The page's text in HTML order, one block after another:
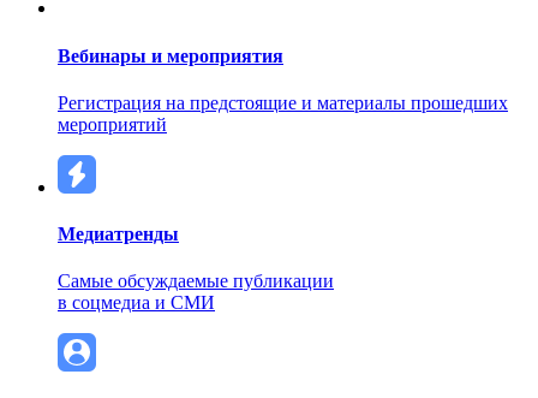
Вебинары и мероприятия
Регистрация на предстоящие и материалы прошедших
мероприятий
Медиатренды
Самые обсуждаемые публикации
в соцмедиа и СМИ